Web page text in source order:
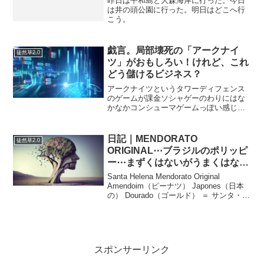
は井の頭公園に行った。明日はどこへ行
こう。
徒然草2.0
戯言。局部壊死の「アークナイ
ツ」がおもしろい！けれど、これ
どう儲けるビジネス？
アークナイツというタワーディフェンス
のゲームが課金ソシャゲーのわりにはな
かなかコンシューマゲームっぽい感じに
なってすぐ消すことが多いけど、）この
ゲームは本当よくできてい...
徒然草2.0
日記｜MENDORATO
ORIGINAL⋯ブラジルのポリッピ
ー⋯まずくはないがうまくはな
い。
Santa Helena Mendorato Original
Amendoim（ピーナツ） Japones（日本
の） Dourado（ゴールド） ＝ サンタ・ヘ
スポンサーリンク